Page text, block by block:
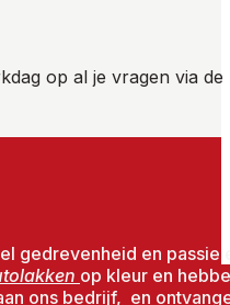
op al je vragen via de
gedrevenheid en
op kleur en
ons bedrijf, en